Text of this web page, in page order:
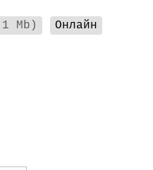
Mb) Онлайн